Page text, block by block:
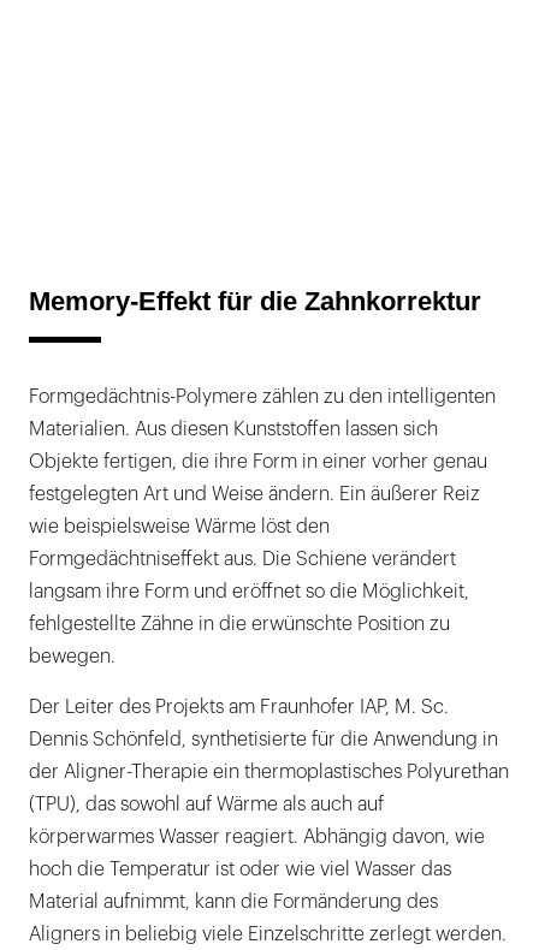
Memory-Effekt für die Zahnkorrektur
Formgedächtnis-Polymere zählen zu den intelligenten
Materialien. Aus diesen Kunststoffen lassen sich
Objekte fertigen, die ihre Form in einer vorher genau
festgelegten Art und Weise ändern. Ein äußerer Reiz
wie beispielsweise Wärme löst den
Formgedächtniseffekt aus. Die Schiene verändert
langsam ihre Form und eröffnet so die Möglichkeit,
fehlgestellte Zähne in die erwünschte Position zu
bewegen.
Der Leiter des Projekts am Fraunhofer IAP, M. Sc.
Dennis Schönfeld, synthetisierte für die Anwendung in
der Aligner-Therapie ein thermoplastisches Polyurethan
(TPU), das sowohl auf Wärme als auch auf
körperwarmes Wasser reagiert. Abhängig davon, wie
hoch die Temperatur ist oder wie viel Wasser das
Material aufnimmt, kann die Formänderung des
Aligners in beliebig viele Einzelschritte zerlegt werden.